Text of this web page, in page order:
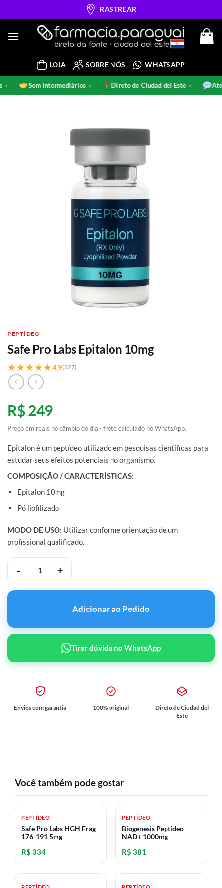
to
RASTREAR
LOJA SOBRE NÓS WHATSAPP
Sem intermediários Direto de Ciudad del Este
PEPTÍDEO
Safe Pro Labs Epitalon 10mg
★★★★★
★★★★★4,9(327)
R$ 249
Preço em reais no câmbio do dia · frete calculado no WhatsApp.
Epitalon é um peptídeo utilizado em pesquisas científicas para
estudar seus efeitos potenciais no organismo.
COMPOSIÇÃO / CARACTERÍSTICAS:
Epitalon 10mg
Pó liofilizado
MODO DE USO: Utilizar conforme orientação de um
profissional qualificado.
Safe Pro Labs Epitalon 10mg quantidade
Adicionar ao Pedido
Tirar dúvida no WhatsApp
Envios com garantia 100% original
Direto de Ciudad del
Este
Você também pode gostar
PEPTÍDEO
Safe Pro Labs HGH Frag
176-191 5mg
R$ 334
PEPTÍDEO
Biogenesis Peptídeo
NAD+ 1000mg
R$ 381